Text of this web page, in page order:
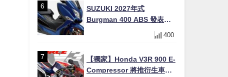
SUZUKI 2027年式
Burgman 400 ABS 發表！
8/18日本上市、支援E10汽油
售價98萬100日圓
400
【獨家】Honda V3R 900 E-
Compressor 將推衍生車